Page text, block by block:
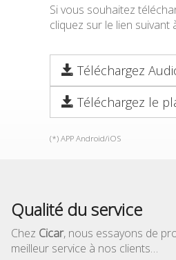
Si vous souhaitez
cliquez sur le lien suivant
Téléchargez
Téléchargez le
(*) APP Android/iOS
Qualité du service
Chez Cicar, nous essayons de
meilleur service à nos clients…